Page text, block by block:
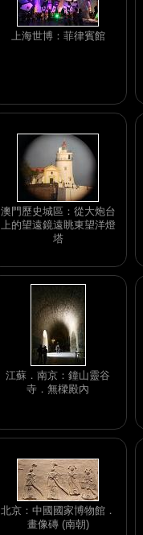
上海世博：菲律賓館
澳門歷史城區：從大炮台
上的望遠鏡遠眺東望洋燈
塔
江蘇．南京：鐘山靈谷
寺．無樑殿內
北京：中國國家博物館．
畫像磚 (南朝)